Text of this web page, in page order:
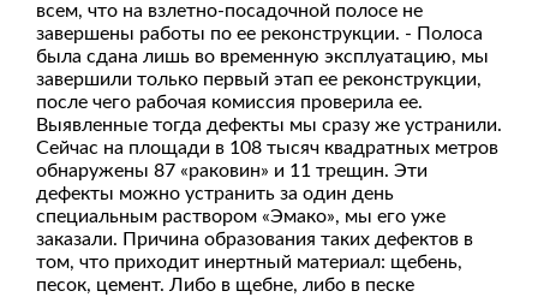
всем, что на взлетно-посадочной полосе не
завершены работы по ее реконструкции. - Полоса
была сдана лишь во временную эксплуатацию, мы
завершили только первый этап ее реконструкции,
после чего рабочая комиссия проверила ее.
Выявленные тогда дефекты мы сразу же устранили.
Сейчас на площади в 108 тысяч квадратных метров
обнаружены 87 «раковин» и 11 трещин. Эти
дефекты можно устранить за один день
специальным раствором «Эмако», мы его уже
заказали. Причина образования таких дефектов в
том, что приходит инертный материал: щебень,
песок, цемент. Либо в щебне, либо в песке